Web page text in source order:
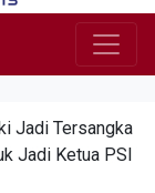
Jadi Tersangka
Jadi Ketua PSI